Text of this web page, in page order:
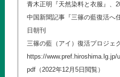
青木正明『天然染料と衣服』、
中国新聞記事『三篠の藍復活へ
日朝刊
三篠の藍（アイ）復活プロジェ
https://www.pref.hiroshima.lg.jp/
pdf （2022年12月5日閲覧）